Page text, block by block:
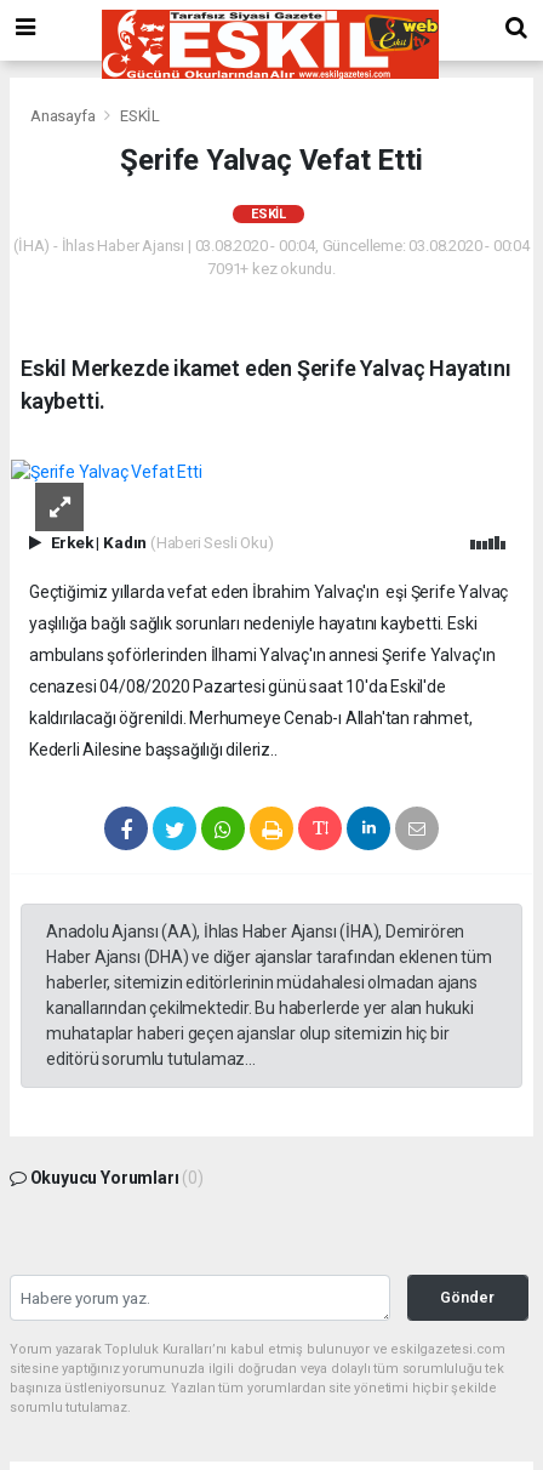
Anasayfa ESKİL
Şerife Yalvaç Vefat Etti
ESKİL
(İHA) - İhlas Haber Ajansı | 03.08.2020 - 00:04, Güncelleme: 03.08.2020 - 00:04
7091+ kez okundu.
Eskil Merkezde ikamet eden Şerife Yalvaç Hayatını
kaybetti.
Erkek| Kadın (Haberi Sesli Oku)
Geçtiğimiz yıllarda vefat eden İbrahim Yalvaç'ın eşi Şerife Yalvaç
yaşlılığa bağlı sağlık sorunları nedeniyle hayatını kaybetti. Eski
ambulans şoförlerinden İlhami Yalvaç'ın annesi Şerife Yalvaç'ın
cenazesi 04/08/2020 Pazartesi günü saat 10'da Eskil'de
kaldırılacağı öğrenildi. Merhumeye Cenab-ı Allah'tan rahmet,
Kederli Ailesine başsağılığı dileriz..
Anadolu Ajansı (AA), İhlas Haber Ajansı (İHA), Demirören
Haber Ajansı (DHA) ve diğer ajanslar tarafından eklenen tüm
haberler, sitemizin editörlerinin müdahalesi olmadan ajans
kanallarından çekilmektedir. Bu haberlerde yer alan hukuki
muhataplar haberi geçen ajanslar olup sitemizin hiç bir
editörü sorumlu tutulamaz...
Okuyucu Yorumları (0)
Gönder
Yorum yazarak Topluluk Kuralları’nı kabul etmiş bulunuyor ve eskilgazetesi.com
sitesine yaptığınız yorumunuzla ilgili doğrudan veya dolaylı tüm sorumluluğu tek
başınıza üstleniyorsunuz. Yazılan tüm yorumlardan site yönetimi hiçbir şekilde
sorumlu tutulamaz.